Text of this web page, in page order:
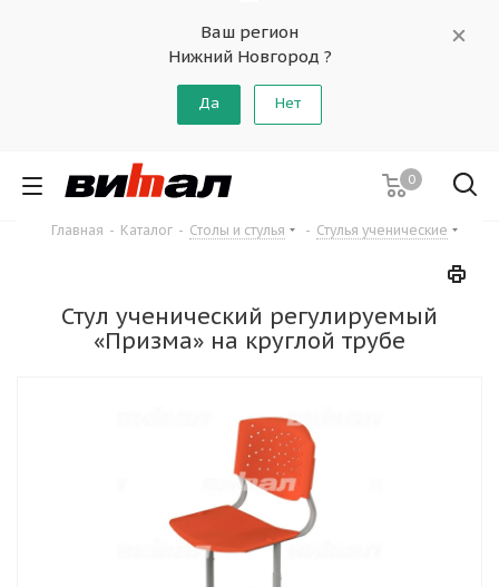
Ваш регион
Нижний Новгород ?
Да Нет
0
Главная - Каталог - Столы и стулья - Стулья ученические
Стул ученический регулируемый
«Призма» на круглой трубе